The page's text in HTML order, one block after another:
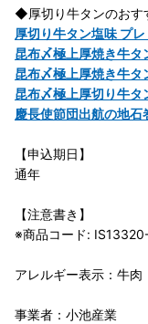
◆厚切り牛タンのお
厚切り牛タン塩味 プ
昆布〆極上厚焼き牛
昆布〆極上厚焼き牛
昆布〆極上厚切り牛
慶長使節団出航の地
【申込期日】
通年
【注意書き】
※商品コード:
アレルギー表示：牛肉
事業者：小池産業